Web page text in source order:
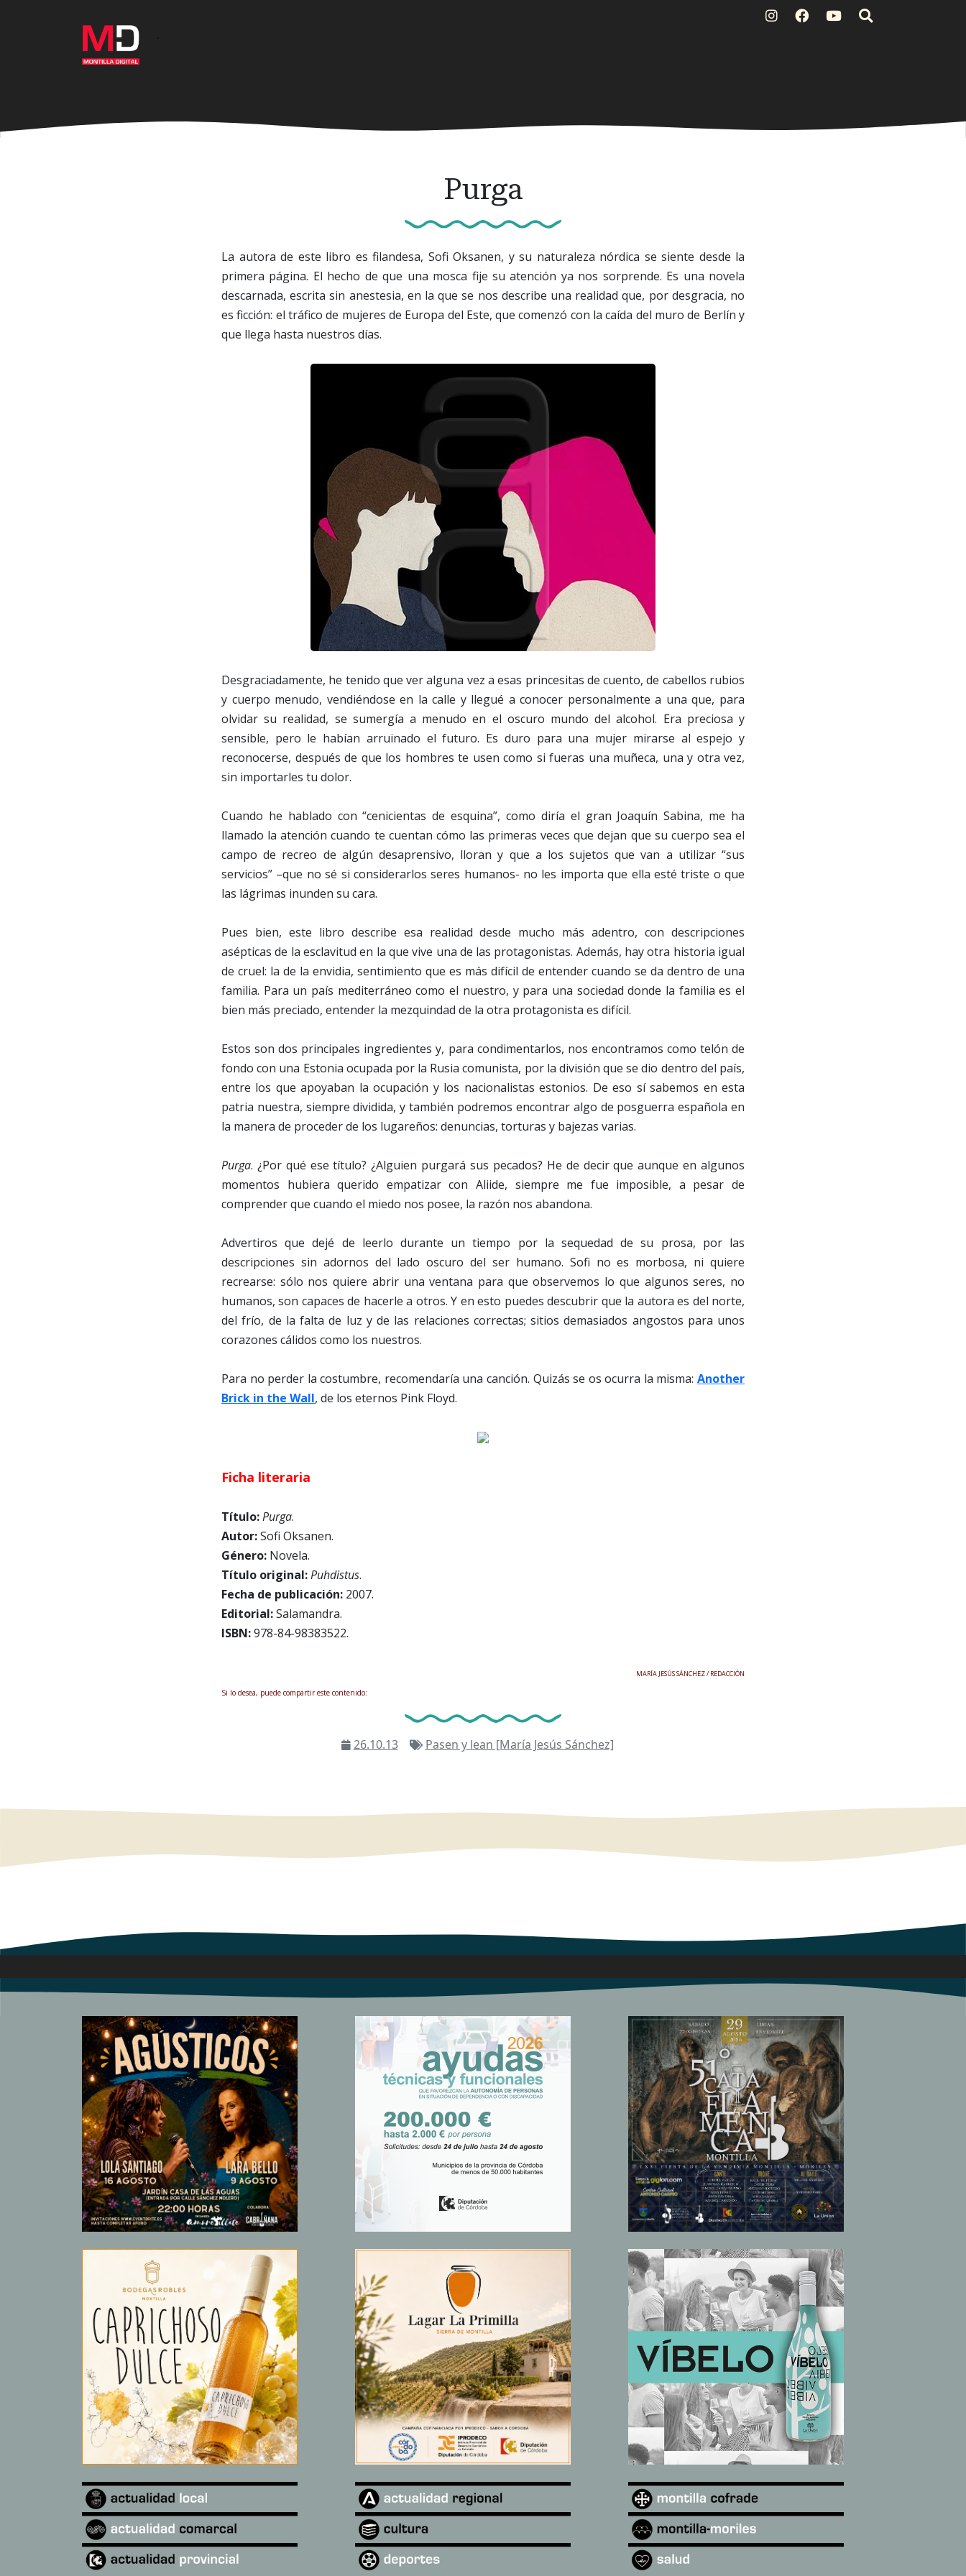
Purga
La autora de este libro es filandesa, Sofi Oksanen, y su naturaleza nórdica se siente desde la
primera página. El hecho de que una mosca fije su atención ya nos sorprende. Es una novela
descarnada, escrita sin anestesia, en la que se nos describe una realidad que, por desgracia, no
es ficción: el tráfico de mujeres de Europa del Este, que comenzó con la caída del muro de Berlín y
que llega hasta nuestros días.
Desgraciadamente, he tenido que ver alguna vez a esas princesitas de cuento, de cabellos rubios
y cuerpo menudo, vendiéndose en la calle y llegué a conocer personalmente a una que, para
olvidar su realidad, se sumergía a menudo en el oscuro mundo del alcohol. Era preciosa y
sensible, pero le habían arruinado el futuro. Es duro para una mujer mirarse al espejo y
reconocerse, después de que los hombres te usen como si fueras una muñeca, una y otra vez,
sin importarles tu dolor.
Cuando he hablado con “cenicientas de esquina”, como diría el gran Joaquín Sabina, me ha
llamado la atención cuando te cuentan cómo las primeras veces que dejan que su cuerpo sea el
campo de recreo de algún desaprensivo, lloran y que a los sujetos que van a utilizar “sus
servicios” –que no sé si considerarlos seres humanos- no les importa que ella esté triste o que
las lágrimas inunden su cara.
Pues bien, este libro describe esa realidad desde mucho más adentro, con descripciones
asépticas de la esclavitud en la que vive una de las protagonistas. Además, hay otra historia igual
de cruel: la de la envidia, sentimiento que es más difícil de entender cuando se da dentro de una
familia. Para un país mediterráneo como el nuestro, y para una sociedad donde la familia es el
bien más preciado, entender la mezquindad de la otra protagonista es difícil.
Estos son dos principales ingredientes y, para condimentarlos, nos encontramos como telón de
fondo con una Estonia ocupada por la Rusia comunista, por la división que se dio dentro del país,
entre los que apoyaban la ocupación y los nacionalistas estonios. De eso sí sabemos en esta
patria nuestra, siempre dividida, y también podremos encontrar algo de posguerra española en
la manera de proceder de los lugareños: denuncias, torturas y bajezas varias.
Purga. ¿Por qué ese título? ¿Alguien purgará sus pecados? He de decir que aunque en algunos
momentos hubiera querido empatizar con Aliide, siempre me fue imposible, a pesar de
comprender que cuando el miedo nos posee, la razón nos abandona.
Advertiros que dejé de leerlo durante un tiempo por la sequedad de su prosa, por las
descripciones sin adornos del lado oscuro del ser humano. Sofi no es morbosa, ni quiere
recrearse: sólo nos quiere abrir una ventana para que observemos lo que algunos seres, no
humanos, son capaces de hacerle a otros. Y en esto puedes descubrir que la autora es del norte,
del frío, de la falta de luz y de las relaciones correctas; sitios demasiados angostos para unos
corazones cálidos como los nuestros.
Para no perder la costumbre, recomendaría una canción. Quizás se os ocurra la misma: Another
Brick in the Wall, de los eternos Pink Floyd.
Ficha literaria
Título:Purga.
Autor:Sofi Oksanen.
Género: Novela.
Título original:Puhdistus.
Fecha de publicación: 2007.
Editorial:Salamandra.
ISBN:978-84-98383522.
MARÍA JESÚS SÁNCHEZ / REDACCIÓN
Si lo desea, puede compartir este contenido:
26.10.13 Pasen y lean [María Jesús Sánchez]